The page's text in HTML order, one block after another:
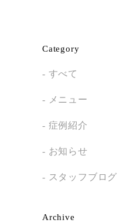
Category
すべて
メニュー
症例紹介
お知らせ
スタッフブログ
Archive